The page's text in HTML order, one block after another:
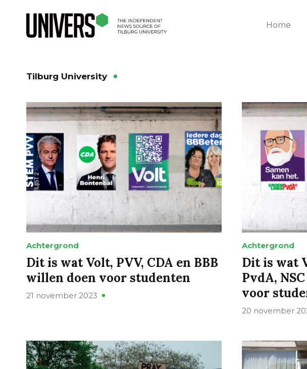
Home
Tilburg University
Achtergrond
Dit is wat Volt, PVV, CDA en BBB
willen doen voor studenten
21 november 2023
Achtergrond
Dit is wat
PvdA,
voor
20 november